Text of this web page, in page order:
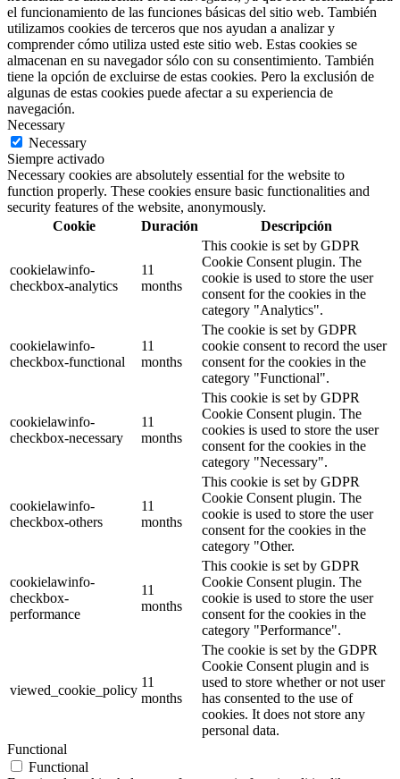
el funcionamiento de las funciones básicas del sitio web. También
utilizamos cookies de terceros que nos ayudan a analizar y
comprender cómo utiliza usted este sitio web. Estas cookies se
almacenan en su navegador sólo con su consentimiento. También
tiene la opción de excluirse de estas cookies. Pero la exclusión de
algunas de estas cookies puede afectar a su experiencia de
navegación.
Necessary
Necessary
Siempre activado
Necessary cookies are absolutely essential for the website to
function properly. These cookies ensure basic functionalities and
security features of the website, anonymously.
Cookie
Duración Descripción
cookielawinfo-
checkbox-analytics
11
months
This cookie is set by GDPR
Cookie Consent plugin. The
cookie is used to store the user
consent for the cookies in the
category "Analytics".
cookielawinfo-
checkbox-functional
11
months
The cookie is set by GDPR
cookie consent to record the user
consent for the cookies in the
category "Functional".
cookielawinfo-
checkbox-necessary
11
months
This cookie is set by GDPR
Cookie Consent plugin. The
cookies is used to store the user
consent for the cookies in the
category "Necessary".
cookielawinfo-
checkbox-others
11
months
This cookie is set by GDPR
Cookie Consent plugin. The
cookie is used to store the user
consent for the cookies in the
category "Other.
cookielawinfo-
checkbox-
performance
11
months
This cookie is set by GDPR
Cookie Consent plugin. The
cookie is used to store the user
consent for the cookies in the
category "Performance".
viewed_cookie_policy
11
months
The cookie is set by the GDPR
Cookie Consent plugin and is
used to store whether or not user
has consented to the use of
cookies. It does not store any
personal data.
Functional
Functional